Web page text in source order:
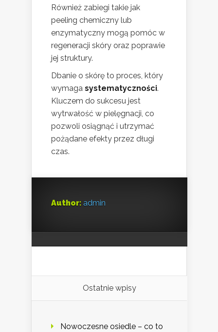
Również zabiegi takie jak
peeling chemiczny lub
enzymatyczny mogą pomóc w
regeneracji skóry oraz poprawie
jej struktury.
Dbanie o skórę to proces, który
wymaga systematyczności.
Kluczem do sukcesu jest
wytrwałość w pielęgnacji, co
pozwoli osiągnąć i utrzymać
pożądane efekty przez długi
czas.
Author: admin
Ostatnie wpisy
Nowoczesne osiedle – co to